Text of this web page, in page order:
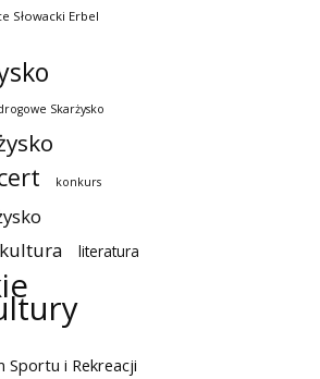
Słowacki Erbel
Skarżysko
konkurs
kultura literatura
Sportu i Rekreacji